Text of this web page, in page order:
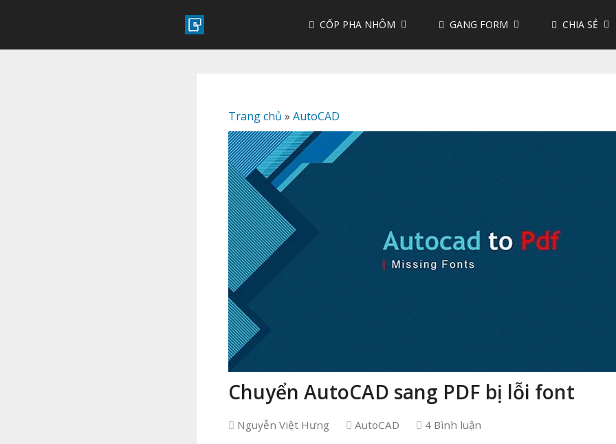
CỐP PHA NHÔM GANG FORM CHIA SẺ
Trang chủ »AutoCAD
Chuyển AutoCAD sang PDF bị lỗi font
Nguyễn Việt Hưng AutoCAD 4 Bình luận